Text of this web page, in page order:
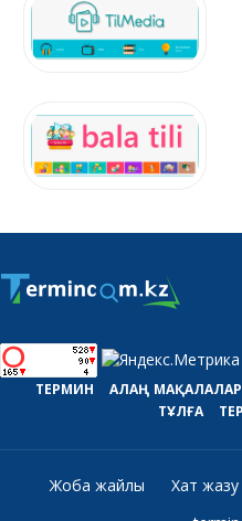
ТЕРМИН АЛАҢ МАҚАЛАЛАР
ТҰЛҒА
Жоба жайлы Хат жазу